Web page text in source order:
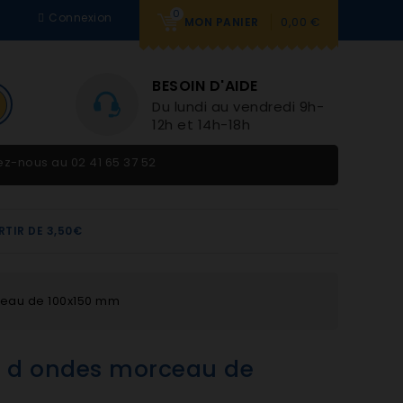
0
MON PANIER 0,00 €
Connexion
BESOIN D'AIDE
Du lundi au vendredi 9h-
12h et 14h-18h
nous au 02 41 65 37 52
DE 3,50€
de 100x150 mm
ondes morceau de